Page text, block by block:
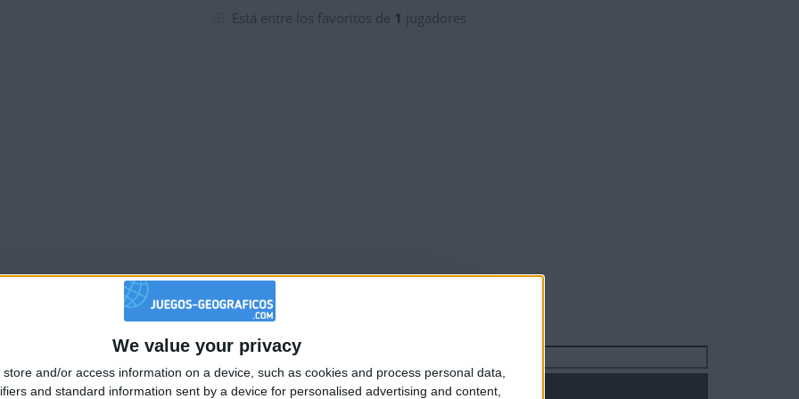
We value your privacy
store and/or access information on a device, such as cookies and process personal data,
and standard information sent by a device for personalised advertising and content,
de la semana Está entre los favoritos de 1 jugadores
🇺🇸 We noticed you’re visiting from
an English-speaking country